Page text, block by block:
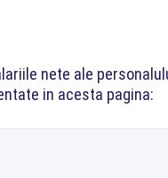
nete ale
in acesta pagina: